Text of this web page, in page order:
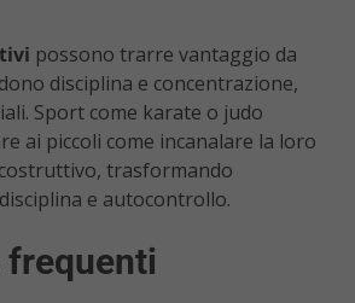
possono trarre vantaggio da
disciplina e concentrazione,
Sport come karate o judo
ai piccoli come incanalare la loro
trasformando
e autocontrollo.
frequenti